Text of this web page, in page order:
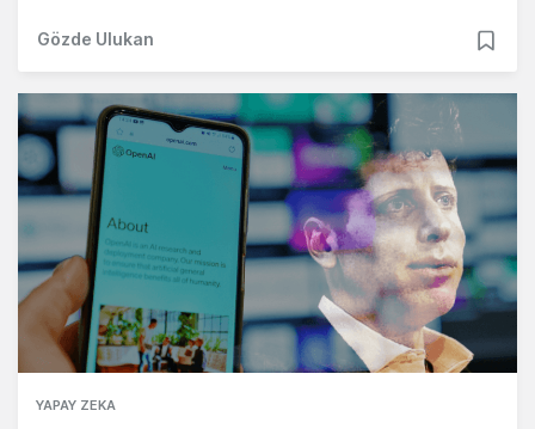
Gözde Ulukan
YAPAY ZEKA